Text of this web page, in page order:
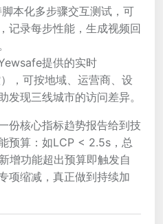
本化多步骤交互测试，可
记录每步性能，生成视频回
提供的实时
，可按地域、运营商、设
发现三线城市的访问差异。
份核心指标趋势报告给到技
预算：如LCP < 2.5s，总
增功能超出预算即触发自
项缩减，真正做到持续加